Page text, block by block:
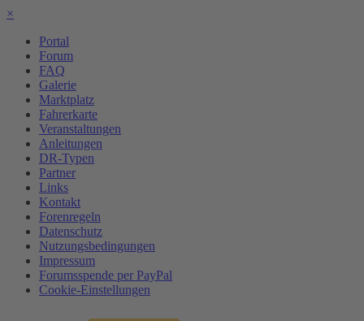
×
Portal
Forum
FAQ
Galerie
Marktplatz
Fahrerkarte
Veranstaltungen
Anleitungen
DR-Typen
Partner
Links
Kontakt
Forenregeln
Datenschutz
Nutzungsbedingungen
Impressum
Forumsspende per PayPal
Cookie-Einstellungen